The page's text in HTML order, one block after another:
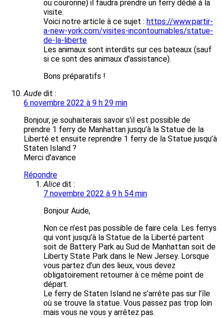
ou couronne) il faudra prendre un ferry dédié à la
visite.
Voici notre article à ce sujet : https://www.partir-
a-new-york.com/visites-incontournables/statue-
de-la-liberte
Les animaux sont interdits sur ces bateaux (sauf
si ce sont des animaux d’assistance).
Bons préparatifs !
Aude dit :
6 novembre 2022 à 9 h 29 min
Bonjour, je souhaiterais savoir s’il est possible de
prendre 1 ferry de Manhattan jusqu’à la Statue de la
Liberté et ensuite reprendre 1 ferry de la Statue jusqu’à
Staten Island ?
Merci d’avance
Répondre
Alice dit :
7 novembre 2022 à 9 h 54 min
Bonjour Aude,
Non ce n’est pas possible de faire cela. Les ferrys
qui vont jusqu’à la Statue de la Liberté partent
soit de Battery Park au Sud de Manhattan soit de
Liberty State Park dans le New Jersey. Lorsque
vous partez d’un des lieux, vous devez
obligatoirement retourner à ce même point de
départ.
Le ferry de Staten Island ne s’arrête pas sur l’île
où se trouve la statue. Vous passez pas trop loin
mais vous ne vous y arrêtez pas.